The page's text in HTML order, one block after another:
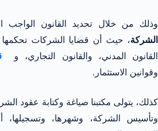
وذلك من خلال تحديد القانون الواجب
الشركة، حيث أن قضايا الشركات تحكمها
القانون المدني، والقانون التجاري، و
وقوانين الاستثمار.
كذلك، يتولى مكتبنا صياغة وكتابة عقود
وتأسيس الشركة، وشهرها، وتسجيلها،